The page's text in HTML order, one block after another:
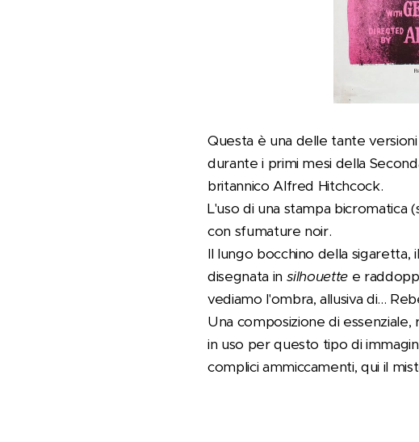
Questa è una delle tante
durante i primi mesi della
britannico Alfred Hitchcock.
L'uso di una stampa bicromatica
con sfumature noir.
Il lungo bocchino della
disegnata in silhouette e
vediamo l'ombra, allusiva di...
Una composizione di
in uso per questo tipo di
complici ammiccamenti, qui il